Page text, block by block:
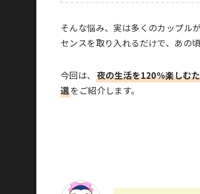
そんな悩み、実は多くのカップル
センスを取り入れるだけで、あの
今回は、 夜の生活を120%楽しむ
選をご紹介します。